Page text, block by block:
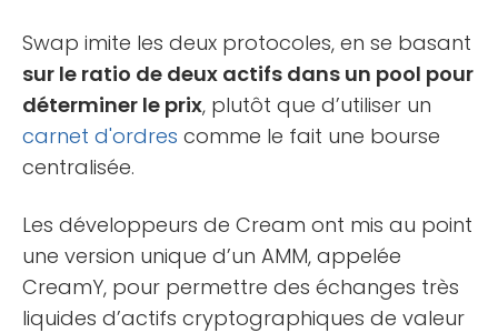
Swap imite les deux protocoles, en se basant
sur le ratio de deux actifs dans un pool pour
déterminer le prix, plutôt que d’utiliser un
carnet d'ordres comme le fait une bourse
centralisée.
Les développeurs de Cream ont mis au point
une version unique d’un AMM, appelée
CreamY, pour permettre des échanges très
liquides d’actifs cryptographiques de valeur